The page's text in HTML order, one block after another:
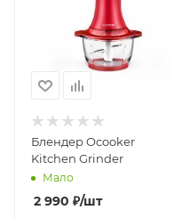
Блендер Ocooker
Kitchen Grinder
Мало
2 990 ₽/шт